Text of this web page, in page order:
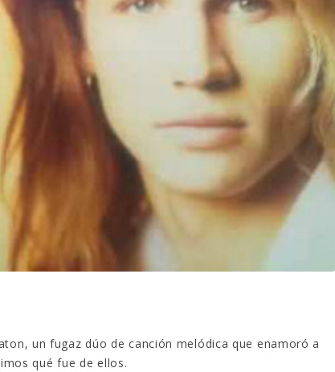
un fugaz dúo de canción melódica que enamoró a
qué fue de ellos.
de las cuatro
PLAYMOBIL
Knight
divierte con su
de comedias de
y regalamos
anuales
juego de
Fui a EGB:
o
más preguntas
¿Sabías que…? Diez
curiosidades que igual no
sabes de cuando íbamos a
Gana el nuevo juego Yo
Fui a EGB ‘¿Verdad, reto o
consecuencia?’
respondiendo correctamente estas
5 preguntas
15 diciembre, 2022
Prime Video estrena
‘Mañana es hoy’ y
desaparecieron